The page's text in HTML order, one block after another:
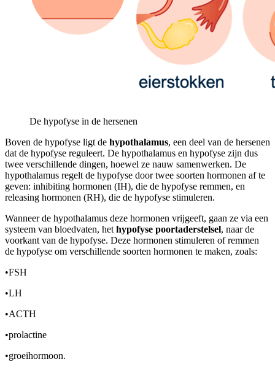
De hypofyse in de hersenen
Boven de hypofyse ligt de hypothalamus, een deel van de hersenen
dat de hypofyse reguleert. De hypothalamus en hypofyse zijn dus
twee verschillende dingen, hoewel ze nauw samenwerken. De
hypothalamus regelt de hypofyse door twee soorten hormonen af te
geven: inhibiting hormonen (IH), die de hypofyse remmen, en
releasing hormonen (RH), die de hypofyse stimuleren.
Wanneer de hypothalamus deze hormonen vrijgeeft, gaan ze via een
systeem van bloedvaten, het hypofyse poortaderstelsel, naar de
voorkant van de hypofyse. Deze hormonen stimuleren of remmen
de hypofyse om verschillende soorten hormonen te maken, zoals:
•FSH
•LH
•ACTH
•prolactine
•groeihormoon.